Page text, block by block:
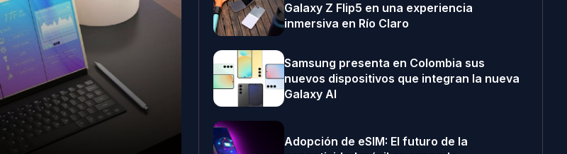
Galaxy Z Flip5 en una experiencia
inmersiva en Río Claro
Samsung presenta en Colombia sus
nuevos dispositivos que integran la nueva
Galaxy AI
Adopción de eSIM: El futuro de la